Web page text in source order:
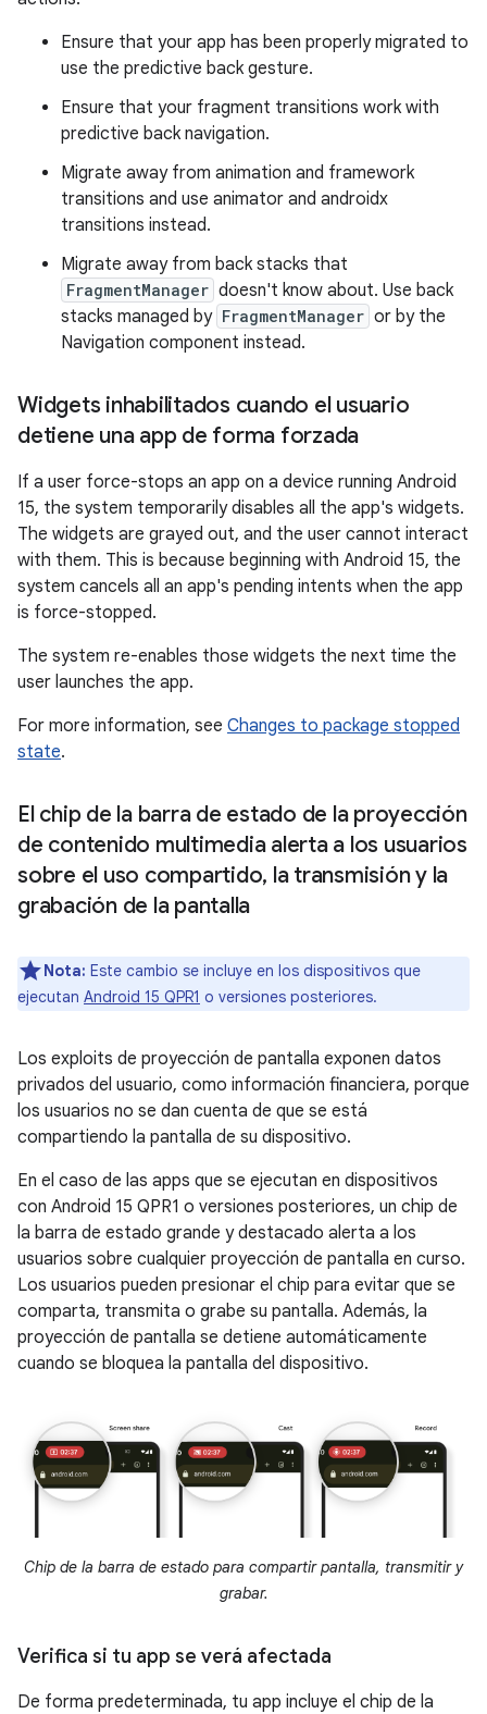
Ensure that your app has been properly migrated to
use the predictive back gesture.
Ensure that your fragment transitions work with
predictive back navigation.
Migrate away from animation and framework
transitions and use animator and androidx
transitions instead.
Migrate away from back stacks that
FragmentManager doesn't know about. Use back
stacks managed by FragmentManager or by the
Navigation component instead.
Widgets inhabilitados cuando el usuario
detiene una app de forma forzada
If a user force-stops an app on a device running Android
15, the system temporarily disables all the app's widgets.
The widgets are grayed out, and the user cannot interact
with them. This is because beginning with Android 15, the
system cancels all an app's pending intents when the app
is force-stopped.
The system re-enables those widgets the next time the
user launches the app.
For more information, see Changes to package stopped
state.
El chip de la barra de estado de la proyección
de contenido multimedia alerta a los usuarios
sobre el uso compartido, la transmisión y la
grabación de la pantalla
Nota: Este cambio se incluye en los dispositivos que
ejecutan Android 15 QPR1 o versiones posteriores.
Los exploits de proyección de pantalla exponen datos
privados del usuario, como información financiera, porque
los usuarios no se dan cuenta de que se está
compartiendo la pantalla de su dispositivo.
En el caso de las apps que se ejecutan en dispositivos
con Android 15 QPR1 o versiones posteriores, un chip de
la barra de estado grande y destacado alerta a los
usuarios sobre cualquier proyección de pantalla en curso.
Los usuarios pueden presionar el chip para evitar que se
comparta, transmita o grabe su pantalla. Además, la
proyección de pantalla se detiene automáticamente
cuando se bloquea la pantalla del dispositivo.
Chip de la barra de estado para compartir pantalla, transmitir y
grabar.
Verifica si tu app se verá afectada
De forma predeterminada, tu app incluye el chip de la